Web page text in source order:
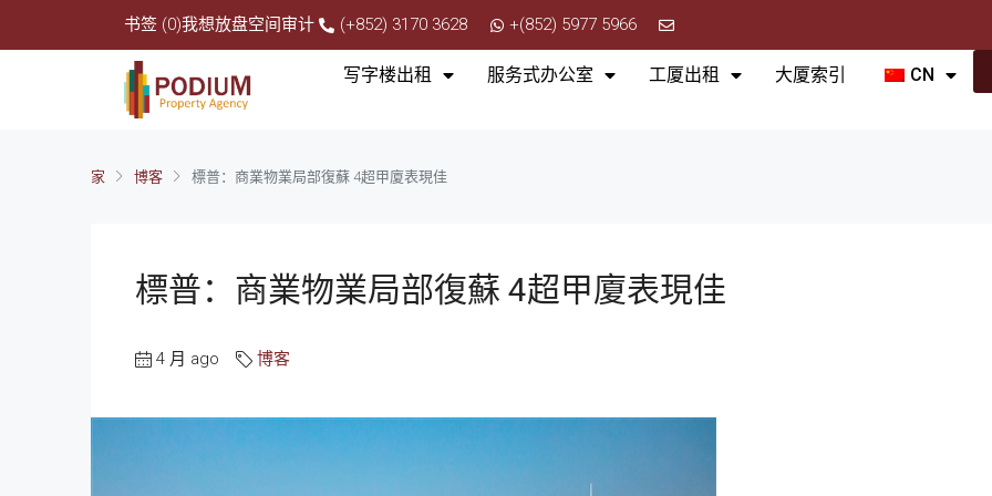
书签 (0)我想放盘空间审计 (+852) 3170 3628 +(852) 5977 5966
写字楼出租 服务式办公室 工厦出租 大厦索引 CN
家 博客 標普：商業物業局部復蘇 4超甲廈表現佳
標普：商業物業局部復蘇 4超甲廈表現佳
4 月 ago 博客